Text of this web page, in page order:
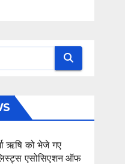
ऋषि को भेजे गए
एसोसिएशन ऑफ